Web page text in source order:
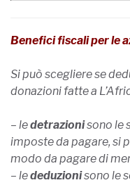
Benefici fiscali per le
Si può scegliere se
donazioni fatte a
– ledetrazionisono le
imposte da pagare, si
modo da pagare di
– lededuzionisono le